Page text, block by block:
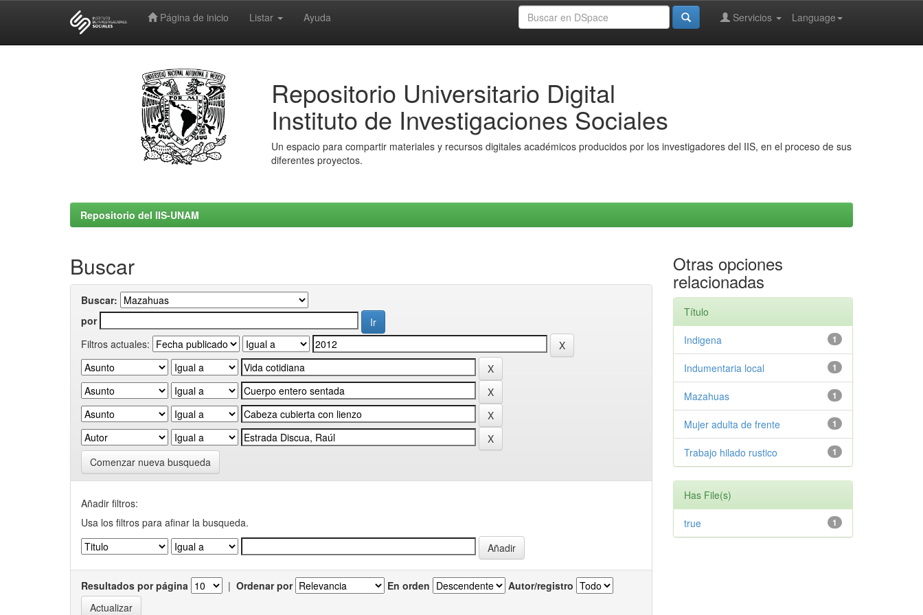
Página de inicio Listar Ayuda Language
Servicios
Repositorio Universitario Digital
Instituto de Investigaciones Sociales
Un espacio para compartir materiales y recursos digitales académicos producidos por los investigadores del IIS, en el proceso de sus
diferentes proyectos.
Repositorio del IIS-UNAM
Buscar
Buscar:
por
Filtros actuales:
Comenzar nueva busqueda
Añadir filtros:
Usa los filtros para afinar la busqueda.
Resultados por página | Ordenar por En orden Autor/registro
Otras opciones
relacionadas
Título
1
Indigena
1
Indumentaria local
1
Mazahuas
1
Mujer adulta de frente
1
Trabajo hilado rustico
Has File(s)
1
true